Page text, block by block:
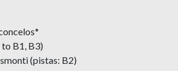
B1, B3)
(pistas: B2)